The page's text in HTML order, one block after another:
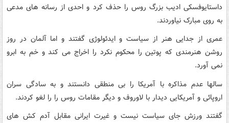
داستایوفسکی ادیب بزرگ روس را حذف کرد و احدی از رسانه های مدعی
به روی مبارک نیاوردند.
عمری از جدایی هنر از سیاست و ایدئولوژی گفتند و اما آلمان در روز
روشن هنرمندی که پوتین را محکوم نکرد را اخراج می کند و خم به ابرو
نمی آورد.
سالها عدم مذاکره با آمریکا را بی منطقی دانستند و به سادگی سران
اروپائی و آمریکایی دیدار با لاوروف و دیگر مقامات روس را را لغو کردند.
گفتند ورزش جای سیاست نیست و غیرت ایرانی مقابل آدم کش های